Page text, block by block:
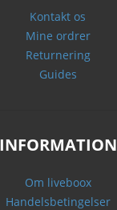
Kontakt os
Mine ordrer
Returnering
Guides
INFORMATION
Om liveboox
Handelsbetingelser